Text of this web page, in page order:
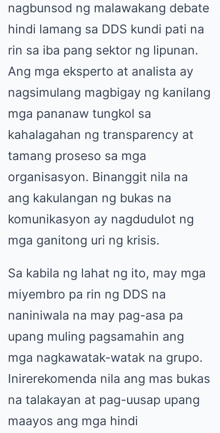
nagbunsod ng malawakang debate
hindi lamang sa DDS kundi pati na
rin sa iba pang sektor ng lipunan.
Ang mga eksperto at analista ay
nagsimulang magbigay ng kanilang
mga pananaw tungkol sa
kahalagahan ng transparency at
tamang proseso sa mga
organisasyon. Binanggit nila na
ang kakulangan ng bukas na
komunikasyon ay nagdudulot ng
mga ganitong uri ng krisis.
Sa kabila ng lahat ng ito, may mga
miyembro pa rin ng DDS na
naniniwala na may pag-asa pa
upang muling pagsamahin ang
mga nagkawatak-watak na grupo.
Inirerekomenda nila ang mas bukas
na talakayan at pag-uusap upang
maayos ang mga hindi